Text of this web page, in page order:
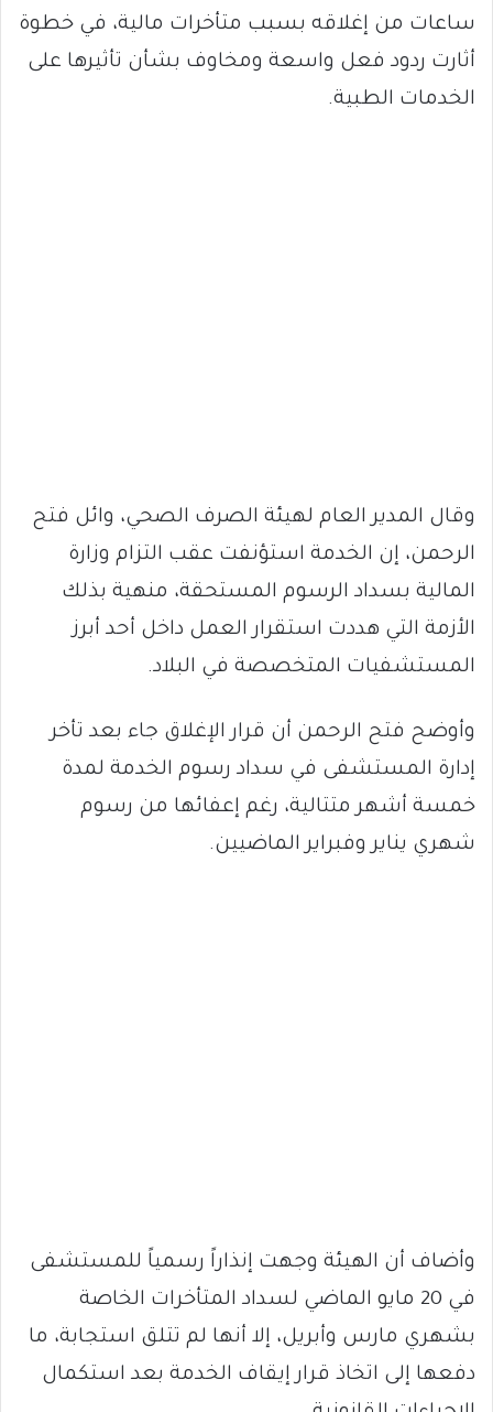
ساعات من إغلاقه بسبب متأخرات مالية، في خطوة
أثارت ردود فعل واسعة ومخاوف بشأن تأثيرها على
الخدمات الطبية.
وقال المدير العام لهيئة الصرف الصحي، وائل فتح
الرحمن، إن الخدمة استؤنفت عقب التزام وزارة
المالية بسداد الرسوم المستحقة، منهية بذلك
الأزمة التي هددت استقرار العمل داخل أحد أبرز
المستشفيات المتخصصة في البلاد.
وأوضح فتح الرحمن أن قرار الإغلاق جاء بعد تأخر
إدارة المستشفى في سداد رسوم الخدمة لمدة
خمسة أشهر متتالية، رغم إعفائها من رسوم
شهري يناير وفبراير الماضيين.
وأضاف أن الهيئة وجهت إنذاراً رسمياً للمستشفى
في 20 مايو الماضي لسداد المتأخرات الخاصة
بشهري مارس وأبريل، إلا أنها لم تتلق استجابة، ما
دفعها إلى اتخاذ قرار إيقاف الخدمة بعد استكمال